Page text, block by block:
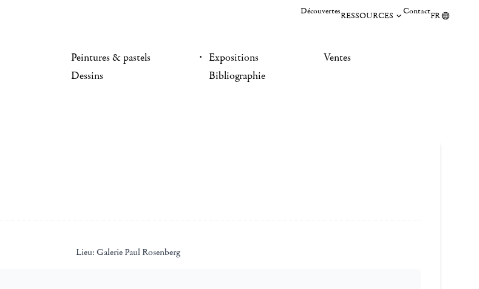
DécouvertesRESSOURCES ContactFR
Peintures & pastels
Dessins
Expositions
Bibliographie
Ventes
Lieu: Galerie Paul Rosenberg